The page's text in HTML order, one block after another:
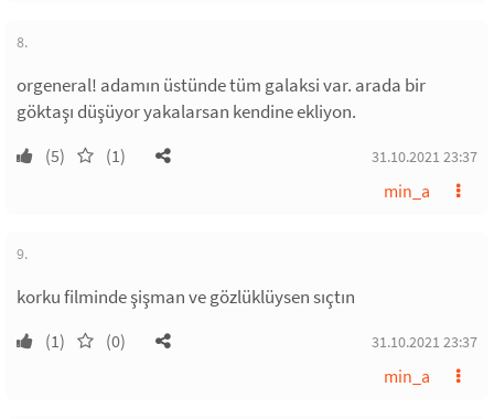
8.
orgeneral! adamın üstünde tüm galaksi var. arada bir
göktaşı düşüyor yakalarsan kendine ekliyon.
(5) (1) 31.10.2021 23:37
min_a
9.
korku filminde şişman ve gözlüklüysen sıçtın
(1) (0) 31.10.2021 23:37
min_a